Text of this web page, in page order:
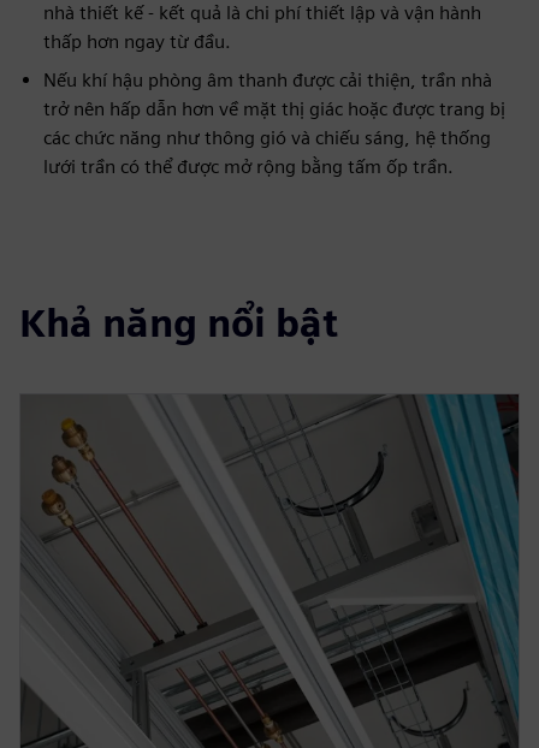
nhà thiết kế - kết quả là chi phí thiết lập và vận hành
thấp hơn ngay từ đầu.
Nếu khí hậu phòng âm thanh được cải thiện, trần nhà
trở nên hấp dẫn hơn về mặt thị giác hoặc được trang bị
các chức năng như thông gió và chiếu sáng, hệ thống
lưới trần có thể được mở rộng bằng tấm ốp trần.
Khả năng nổi bật